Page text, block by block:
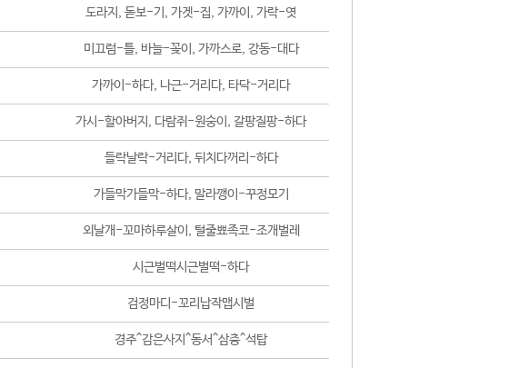
도라지, 돋보-기, 가겟-집, 가까이, 가락-엿
미끄럼-틀, 바늘-꽂이, 가까스로, 강동-대다
가까이-하다, 나근-거리다, 타닥-거리다
가시-할아버지, 다람쥐-원숭이, 갈팡질팡-하다
들락날락-거리다, 뒤치다꺼리-하다
가들막가들막-하다, 말라깽이-꾸정모기
외날개-꼬마하루살이, 털줄뾰족코-조개벌레
시근벌떡시근벌떡-하다
검정마디-꼬리납작맵시벌
경주^감은사지^동서^삼층^석탑